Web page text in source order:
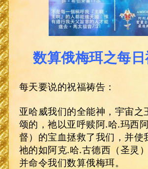
数算俄梅珥之每日
每天要说的祝福祷告：
亚哈威我们的全能神，宇宙之
颂的，祂以亚呼赎阿.哈.玛西
督）的宝血拯救了我们，并使
祂的如阿克.哈.古德西（圣灵
并命令我们数算俄梅珥。